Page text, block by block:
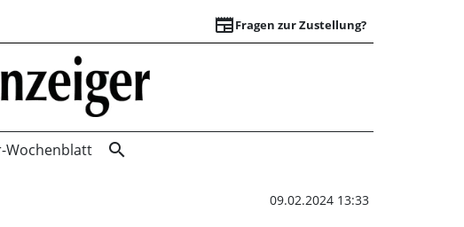
newspaperFragen zur Zustellung?
Wie man richtig
Wochenblatt search
09.02.2024 13:33